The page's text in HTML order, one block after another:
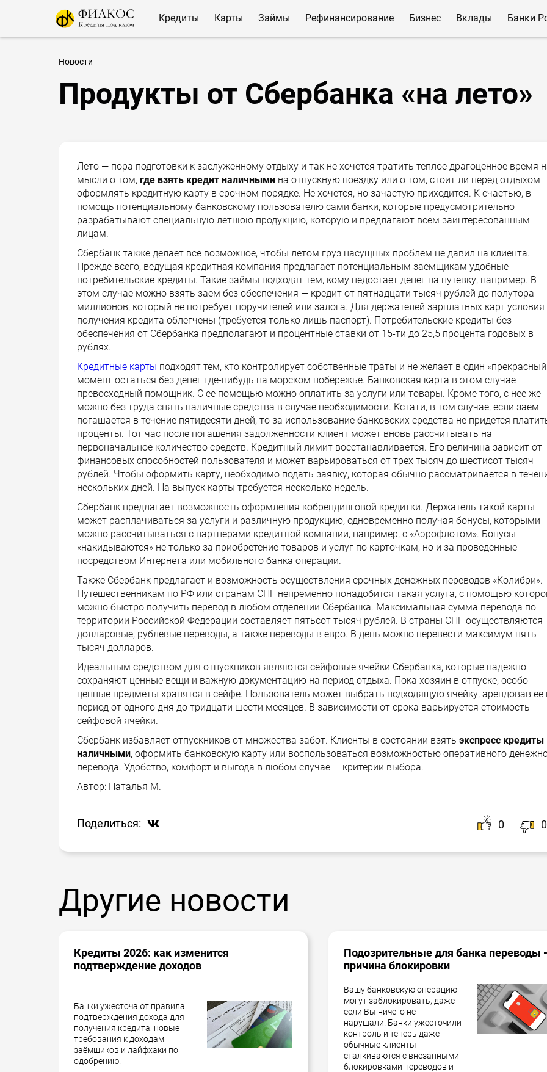
Кредиты Карты Займы Рефинансирование Бизнес Вклады Банки
Новости
Продукты от Сбербанка «на лето»
Лето — пора подготовки к заслуженному отдыху и так не хочется тратить теплое драгоценное время
мысли о том, где взять кредит наличными на отпускную поездку или о том, стоит ли перед отдыхом
оформлять кредитную карту в срочном порядке. Не хочется, но зачастую приходится. К счастью, в
помощь потенциальному банковскому пользователю сами банки, которые предусмотрительно
разрабатывают специальную летнюю продукцию, которую и предлагают всем заинтересованным
лицам.
Сбербанк также делает все возможное, чтобы летом груз насущных проблем не давил на клиента.
Прежде всего, ведущая кредитная компания предлагает потенциальным заемщикам удобные
потребительские кредиты. Такие займы подходят тем, кому недостает денег на путевку, например. В
этом случае можно взять заем без обеспечения — кредит от пятнадцати тысяч рублей до полутора
миллионов, который не потребует поручителей или залога. Для держателей зарплатных карт условия
получения кредита облегчены (требуется только лишь паспорт). Потребительские кредиты без
обеспечения от Сбербанка предполагают и процентные ставки от 15-ти до 25,5 процента годовых в
рублях.
Кредитные карты подходят тем, кто контролирует собственные траты и не желает в один
момент остаться без денег где-нибудь на морском побережье. Банковская карта в этом случае —
превосходный помощник. С ее помощью можно оплатить за услуги или товары. Кроме того, с нее же
можно без труда снять наличные средства в случае необходимости. Кстати, в том случае, если заем
погашается в течение пятидесяти дней, то за использование банковских средства не придется
проценты. Тот час после погашения задолженности клиент может вновь рассчитывать на
первоначальное количество средств. Кредитный лимит восстанавливается. Его величина зависит от
финансовых способностей пользователя и может варьироваться от трех тысяч до шестисот тысяч
рублей. Чтобы оформить карту, необходимо подать заявку, которая обычно рассматривается в
нескольких дней. На выпуск карты требуется несколько недель.
Сбербанк предлагает возможность оформления кобрендинговой кредитки. Держатель такой карты
может расплачиваться за услуги и различную продукцию, одновременно получая бонусы, которыми
можно рассчитываться с партнерами кредитной компании, например, с «Аэрофлотом». Бонусы
«накидываются» не только за приобретение товаров и услуг по карточкам, но и за проведенные
посредством Интернета или мобильного банка операции.
Также Сбербанк предлагает и возможность осуществления срочных денежных переводов «Колибри».
Путешественникам по РФ или странам СНГ непременно понадобится такая услуга, с помощью
можно быстро получить перевод в любом отделении Сбербанка. Максимальная сумма перевода по
территории Российской Федерации составляет пятьсот тысяч рублей. В страны СНГ осуществляются
долларовые, рублевые переводы, а также переводы в евро. В день можно перевести максимум пять
тысяч долларов.
Идеальным средством для отпускников являются сейфовые ячейки Сбербанка, которые надежно
сохраняют ценные вещи и важную документацию на период отдыха. Пока хозяин в отпуске, особо
ценные предметы хранятся в сейфе. Пользователь может выбрать подходящую ячейку, арендовав ее
период от одного дня до тридцати шести месяцев. В зависимости от срока варьируется стоимость
сейфовой ячейки.
Сбербанк избавляет отпускников от множества забот. Клиенты в состоянии взять экспресс кредиты
наличными, оформить банковскую карту или воспользоваться возможностью оперативного
перевода. Удобство, комфорт и выгода в любом случае — критерии выбора.
Автор: Наталья М.
Поделиться: 0 0
Другие новости
Кредиты 2026: как изменится
подтверждение доходов
Банки ужесточают правила
подтверждения дохода для
получения кредита: новые
требования к доходам
заёмщиков и лайфхаки по
одобрению.
Подозрительные для банка переводы -
причина блокировки
Вашу банковскую операцию
могут заблокировать, даже
если Вы ничего не
нарушали! Банки ужесточили
контроль и теперь даже
обычные клиенты
сталкиваются с внезапными
блокировками переводов и